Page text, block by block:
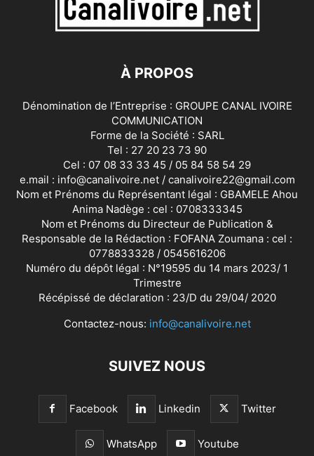
À PROPOS
Dénomination de l’Entreprise : GROUPE CANAL IVOIRE
COMMUNICATION
Forme de la Société : SARL
Tel : 27 20 23 73 90
Cel : 07 08 33 33 45 / 05 84 58 54 29
e.mail : info@canalivoire.net / canalivoire22@gmail.com
Nom et Prénoms du Représentant légal : GBAMELE Ahou
Anima Nadège : cel : 0708333345
Nom et Prénoms du Directeur de Publication &
Responsable de la Rédaction : FOFANA Zoumana : cel :
0778833328 / 0545616206
Numéro du dépôt légal : N°19595 du 14 mars 2023/ 1
Trimestre
Récépissé de déclaration : 23/D du 29/04/ 2020
Contactez-nous: info@canalivoire.net
SUIVEZ NOUS
Facebook Linkedin Twitter
WhatsApp Youtube